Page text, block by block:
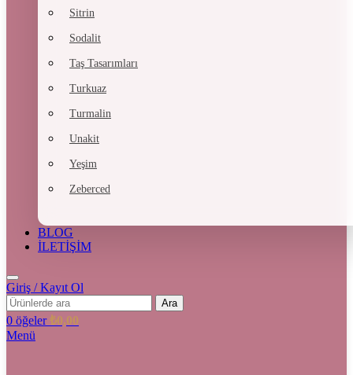
Sitrin
Sodalit
Taş Tasarımları
Turkuaz
Turmalin
Unakit
Yeşim
Zeberced
BLOG
İLETİŞİM
Giriş / Kayıt Ol
Ara
0 öğeler ₺0,00
Menü